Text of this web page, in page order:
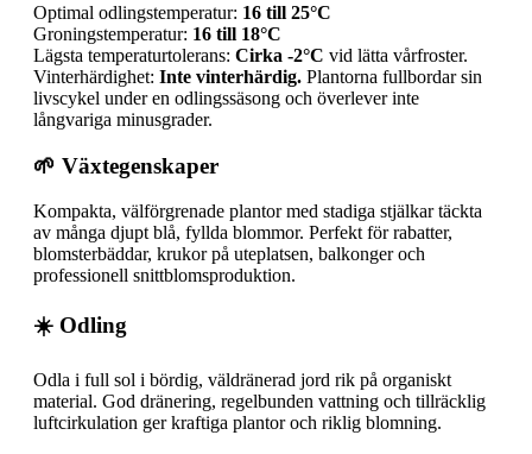
Optimal odlingstemperatur: 16 till 25°C
Groningstemperatur: 16 till 18°C
Lägsta temperaturtolerans: Cirka -2°C vid lätta vårfroster.
Vinterhärdighet: Inte vinterhärdig. Plantorna fullbordar sin
livscykel under en odlingssäsong och överlever inte
långvariga minusgrader.
🌱 Växtegenskaper
Kompakta, välförgrenade plantor med stadiga stjälkar täckta
av många djupt blå, fyllda blommor. Perfekt för rabatter,
blomsterbäddar, krukor på uteplatsen, balkonger och
professionell snittblomsproduktion.
☀️ Odling
Odla i full sol i bördig, väldränerad jord rik på organiskt
material. God dränering, regelbunden vattning och tillräcklig
luftcirkulation ger kraftiga plantor och riklig blomning.